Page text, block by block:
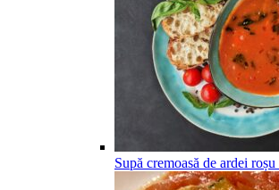
Supă cremoasă de ardei roșu